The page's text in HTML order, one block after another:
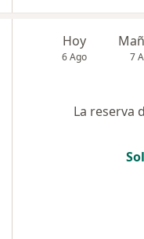
Hoy
6 Ago 7
La reserva